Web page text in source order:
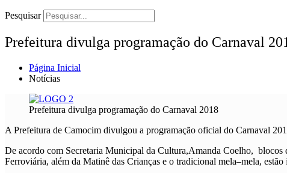
Pesquisar
Prefeitura divulga programação do Carnaval
Página Inicial
Notícias
Prefeitura divulga programação do Carnaval 2018
A Prefeitura de Camocim divulgou a programação oficial do Carnaval
De acordo com Secretaria Municipal da Cultura,Amanda Coelho,
Ferroviária, além da Matinê das Crianças e o tradicional mela–mela,